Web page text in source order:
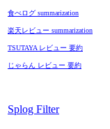
食べログ summarization
楽天レビュー summarization
TSUTAYA レビュー 要約
じゃらん レビュー 要約
Splog Filter